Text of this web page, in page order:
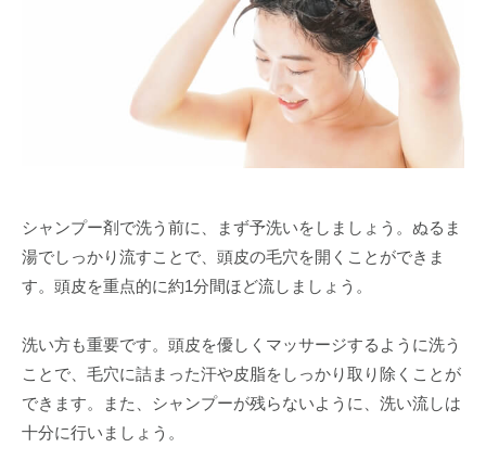
シャンプー剤で洗う前に、まず予洗いをしましょう。ぬるま
湯でしっかり流すことで、頭皮の毛穴を開くことができま
す。頭皮を重点的に約1分間ほど流しましょう。
洗い方も重要です。頭皮を優しくマッサージするように洗う
ことで、毛穴に詰まった汗や皮脂をしっかり取り除くことが
できます。また、シャンプーが残らないように、洗い流しは
十分に行いましょう。